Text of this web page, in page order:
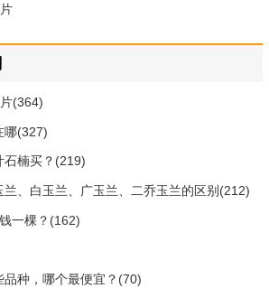
(364)
哪(327)
石楠买？(219)
兰、白玉兰、广玉兰、二乔玉兰的区别(212)
一棵？(162)
品种，哪个最便宜？(70)